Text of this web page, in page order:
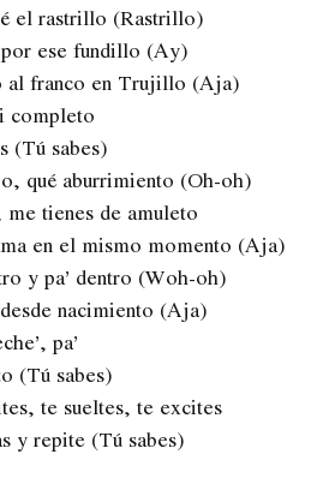
el rastrillo (Rastrillo)
por ese fundillo (Ay)
al franco en Trujillo (Aja)
completo
(Tú sabes)
qué aburrimiento (Oh-oh)
tienes de amuleto
en el mismo momento (Aja)
y pa’ dentro (Woh-oh)
nacimiento (Aja)
pa’
(Tú sabes)
te sueltes, te excites
y repite (Tú sabes)